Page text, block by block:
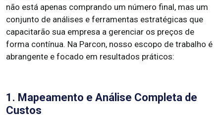
não está apenas comprando um número final, mas um
conjunto de análises e ferramentas estratégicas que
capacitarão sua empresa a gerenciar os preços de
forma contínua. Na Parcon, nosso escopo de trabalho é
abrangente e focado em resultados práticos:
1. Mapeamento e Análise Completa de
Custos